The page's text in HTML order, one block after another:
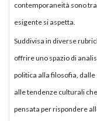
contemporaneità sono
esigente si aspetta.
Suddivisa in diverse
offrire uno spazio di
politica alla filosofia,
alle tendenze culturali
pensata per rispondere